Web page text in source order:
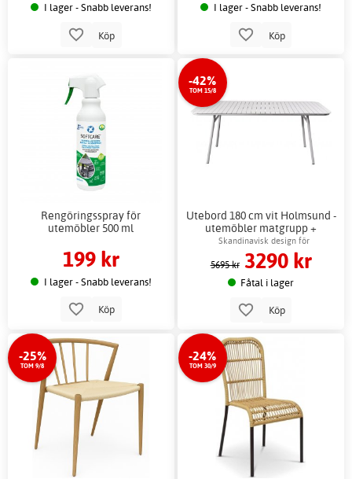
I lager - Snabb leverans!
Köp
I lager - Snabb leverans!
Köp
Rengöringsspray för
utemöbler 500 ml
199 kr
I lager - Snabb leverans!
Köp
-42%
TOM 15/8
Utebord 180 cm vit Holmsund -
utemöbler matgrupp +
Möbelvård
Skandinavisk design för
utomhusmiljöer
5695 kr 3290 kr
Fåtal i lager
Köp
-25%
TOM 9/8
-24%
TOM 30/9